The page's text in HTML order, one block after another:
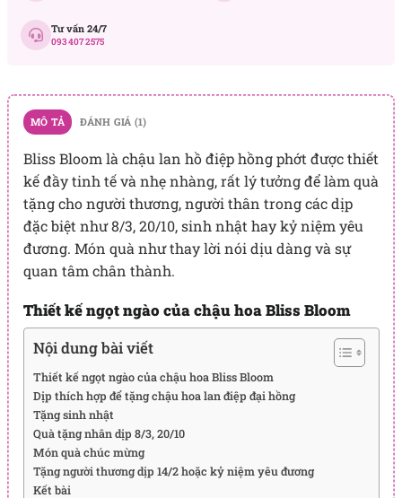
Tư vấn 24/7
093 407 2575
MÔ TẢ ĐÁNH GIÁ (1)
Bliss Bloom là chậu lan hồ điệp hồng phớt được thiết
kế đầy tinh tế và nhẹ nhàng, rất lý tưởng để làm quà
tặng cho người thương, người thân trong các dịp
đặc biệt như 8/3, 20/10, sinh nhật hay kỷ niệm yêu
đương. Món quà như thay lời nói dịu dàng và sự
quan tâm chân thành.
Thiết kế ngọt ngào của chậu hoa Bliss Bloom
Nội dung bài viết
Thiết kế ngọt ngào của chậu hoa Bliss Bloom
Dịp thích hợp để tặng chậu hoa lan điệp đại hồng
Tặng sinh nhật
Quà tặng nhân dịp 8/3, 20/10
Món quà chúc mừng
Tặng người thương dịp 14/2 hoặc kỷ niệm yêu đương
Kết bài